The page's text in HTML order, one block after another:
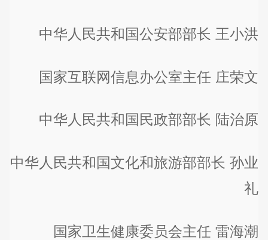
中华人民共和国公安部部长 王小洪
国家互联网信息办公室主任 庄荣文
中华人民共和国民政部部长 陆治原
中华人民共和国文化和旅游部部长 孙业
礼
国家卫生健康委员会主任 雷海潮